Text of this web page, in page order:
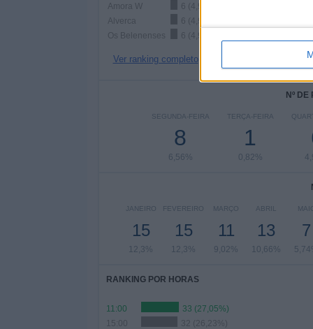
Amora W
6 (4,92%)
Alverca
6 (4,92%)
Os Belenenses
6 (4,92%)
Ver ranking completo
Nº
SEGUNDA-FEIRA
8
6,56%
TERÇA-FEIRA
1
0,82%
JANEIRO
15
12,3%
FEVEREIRO
15
12,3%
MARÇO
11
9,02%
ABRIL
13
10,66%
7
RANKING POR HORAS
11:00
33 (27,05%)
15:00
32 (26,23%)